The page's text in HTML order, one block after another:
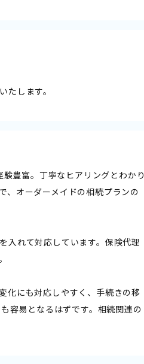
します。
豊富。丁寧なヒアリングとわかり
、オーダーメイドの相続プランの
入れて対応しています。保険代理
化にも対応しやすく、手続きの移
容易となるはずです。相続関連の